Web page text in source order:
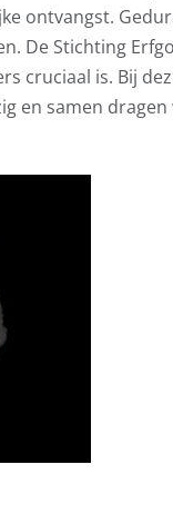
ontvangst.
De Stichting
cruciaal is. Bij
en samen